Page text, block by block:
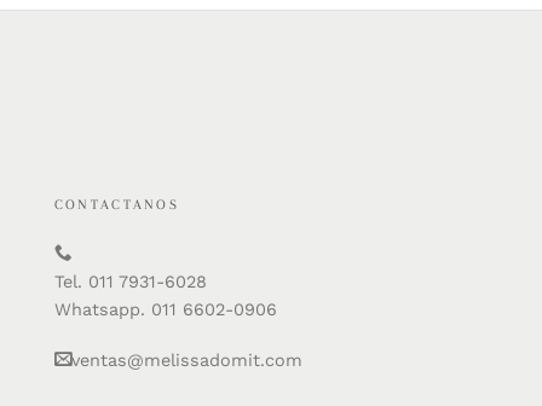
CONTACTANOS
Tel. 011 7931-6028
Whatsapp. 011 6602-0906
ventas@melissadomit.com